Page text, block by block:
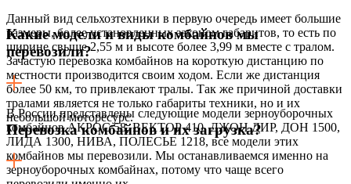
Данный вид сельхозтехники в первую очередь имеет большие
размеры, более установленных законом габаритов, то есть по
ширине свыше 2,55 м и высоте более 3,99 м вместе с тралом.
Зачастую перевозка комбайнов на короткую дистанцию по
местности производится своим ходом. Если же дистанция
более 50 км, то привлекают тралы. Так же причиной доставки
тралами является не только габариты техники, но и их
небольшой моторесурс.
Какие модели и виды комбайнов мы
перевозили?
В России представлены следующие модели зерноуборочных
комбайнов АКРОС 58, ВЕКТОР 410, ДЖОН ДИР, ДОН 1500,
ЛИДА 1300, НИВА, ПОЛЕСЬЕ 1218, все модели этих
комбайнов мы перевозили. Мы останавливаемся именно на
зерноуборочных комбайнах, потому что чаще всего
Перевозка комбайнов и их загрузка?